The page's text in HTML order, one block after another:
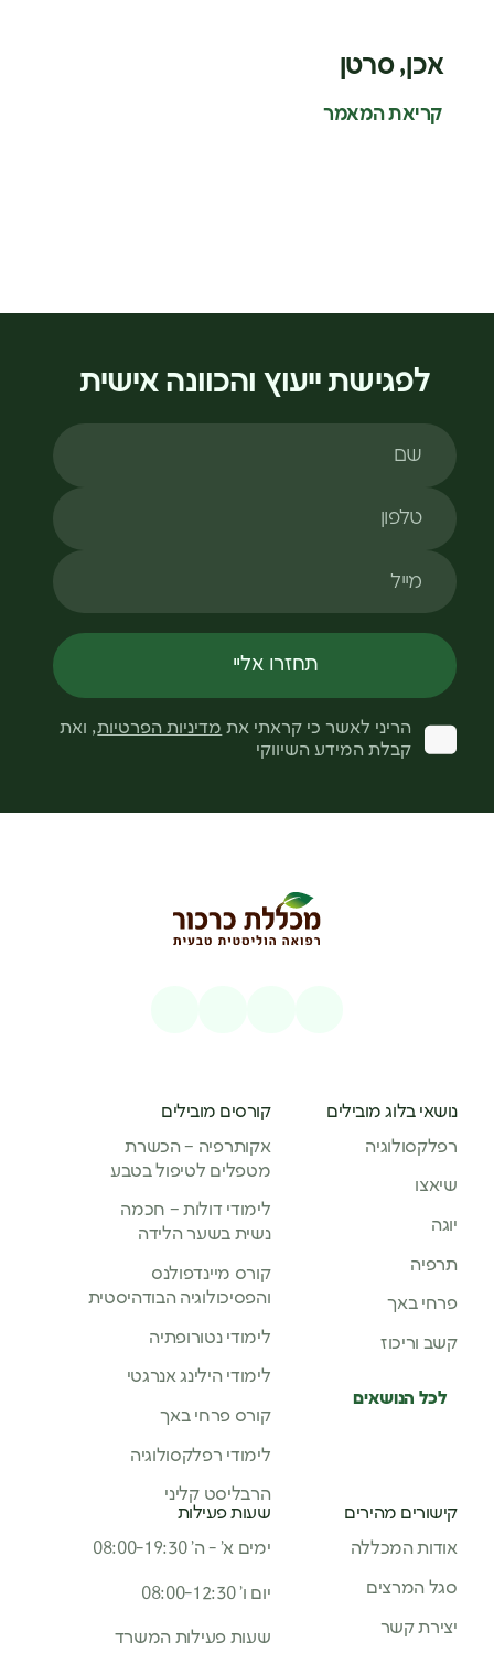
אכן, סרטן
קריאת המאמר
לפגישת ייעוץ והכוונה אישית
שם
טלפון
מייל
תחזרו אליי
הריני לאשר כי קראתי את מדיניות הפרטיות, ואת
קבלת המידע השיווקי
נושאי בלוג מובילים
רפלקסולוגיה
שיאצו
יוגה
תרפיה
פרחי באך
קשב וריכוז
לכל הנושאים
קורסים מובילים
אקותרפיה – הכשרת
מטפלים לטיפול בטבע
לימודי דולות – חכמה
נשית בשער הלידה
קורס מיינדפולנס
והפסיכולוגיה הבודהיסטית
לימודי נטורופתיה
לימודי הילינג אנרגטי
קורס פרחי באך
לימודי רפלקסולוגיה
הרבליסט קליני
קישורים מהירים
אודות המכללה
סגל המרצים
יצירת קשר
שעות פעילות
ימים א’ - ה’ 08:00-19:30
יום ו’ 08:00-12:30
שעות פעילות המשרד